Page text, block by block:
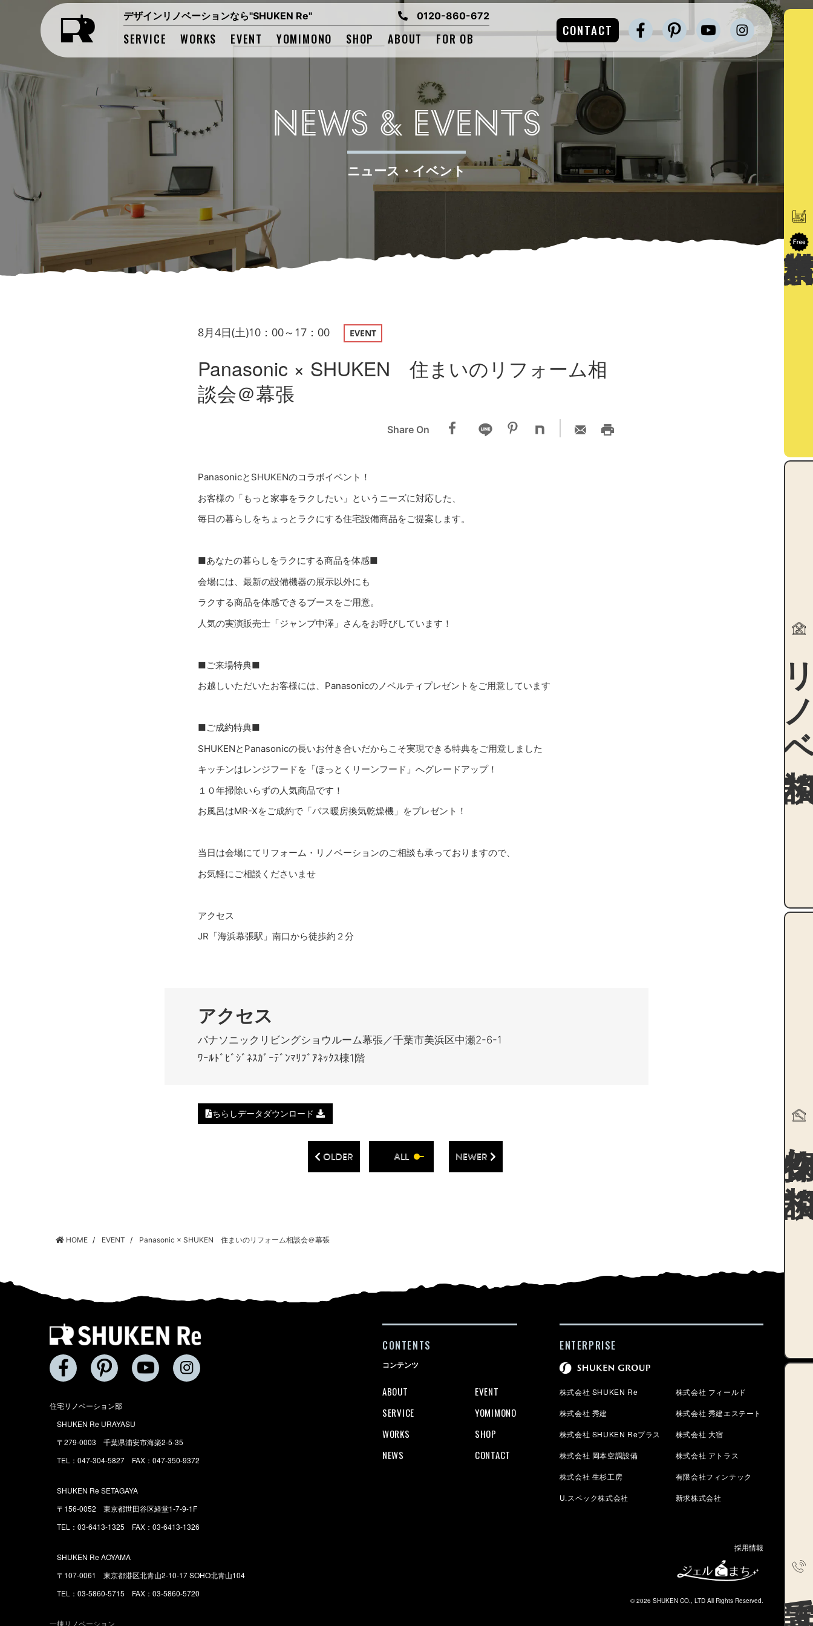
デザインリノベーションなら"SHUKEN Re" 0120-860-672
SERVICE WORKS EVENT YOMIMONO SHOP ABOUT FOR OB
CONTACT
NEWS & EVENTS
ニュース・イベント
8月4日(土)10：00～17：00 EVENT
Panasonic × SHUKEN 住まいのリフォーム相
談会＠幕張
Share On
PanasonicとSHUKENのコラボイベント！
お客様の「もっと家事をラクしたい」というニーズに対応した、
毎日の暮らしをちょっとラクにする住宅設備商品をご提案します。
■あなたの暮らしをラクにする商品を体感■
会場には、最新の設備機器の展示以外にも
ラクする商品を体感できるブースをご用意。
人気の実演販売士「ジャンプ中澤」さんをお呼びしています！
■ご来場特典■
お越しいただいたお客様には、Panasonicのノベルティプレゼントをご用意しています
■ご成約特典■
SHUKENとPanasonicの長いお付き合いだからこそ実現できる特典をご用意しました
キッチンはレンジフードを「ほっとくリーンフード」へグレードアップ！
１０年掃除いらずの人気商品です！
お風呂はMR-Xをご成約で「バス暖房換気乾燥機」をプレゼント！
当日は会場にてリフォーム・リノベーションのご相談も承っておりますので、
お気軽にご相談くださいませ
アクセス
JR「海浜幕張駅」南口から徒歩約２分
アクセス
パナソニックリビングショウルーム幕張／千葉市美浜区中瀬2-6-1
ﾜｰﾙﾄﾞﾋﾞｼﾞﾈｽｶﾞｰﾃﾞﾝﾏﾘﾌﾞｱﾈｯｸｽ棟1階
ちらしデータダウンロード
OLDER ALL NEWER
HOME EVENT Panasonic × SHUKEN 住まいのリフォーム相談会＠幕張
住宅リノベーション部
SHUKEN Re URAYASU
〒279-0003 千葉県浦安市海楽2-5-35
TEL：047-304-5827 FAX：047-350-9372
SHUKEN Re SETAGAYA
〒156-0052 東京都世田谷区経堂1-7-9-1F
TEL：03-6413-1325 FAX：03-6413-1326
SHUKEN Re AOYAMA
〒107-0061 東京都港区北青山2-10-17 SOHO北青山104
TEL：03-5860-5715 FAX：03-5860-5720
一棟リノベーション
CONTENTS
コンテンツ
ABOUT
EVENT
SERVICE
YOMIMONO
WORKS
SHOP
NEWS
CONTACT
ENTERPRISE
株式会社 SHUKEN Re 株式会社 フィールド
株式会社 秀建 株式会社 秀建エステート
株式会社 SHUKEN Reプラス 株式会社 大宿
株式会社 岡本空調設備 株式会社 アトラス
株式会社 生杉工房 有限会社フィンテック
U.スペック株式会社 新求株式会社
採用情報
© 2026 SHUKEN CO., LTD All Rights Reserved.
リ
物件
電話で